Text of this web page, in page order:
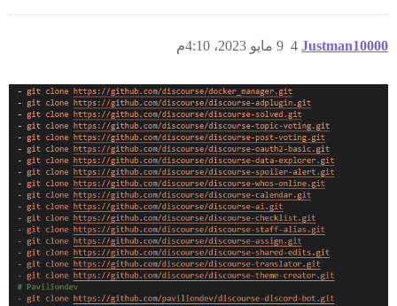
Justman10000 9 مايو 2023، 4:10م 4